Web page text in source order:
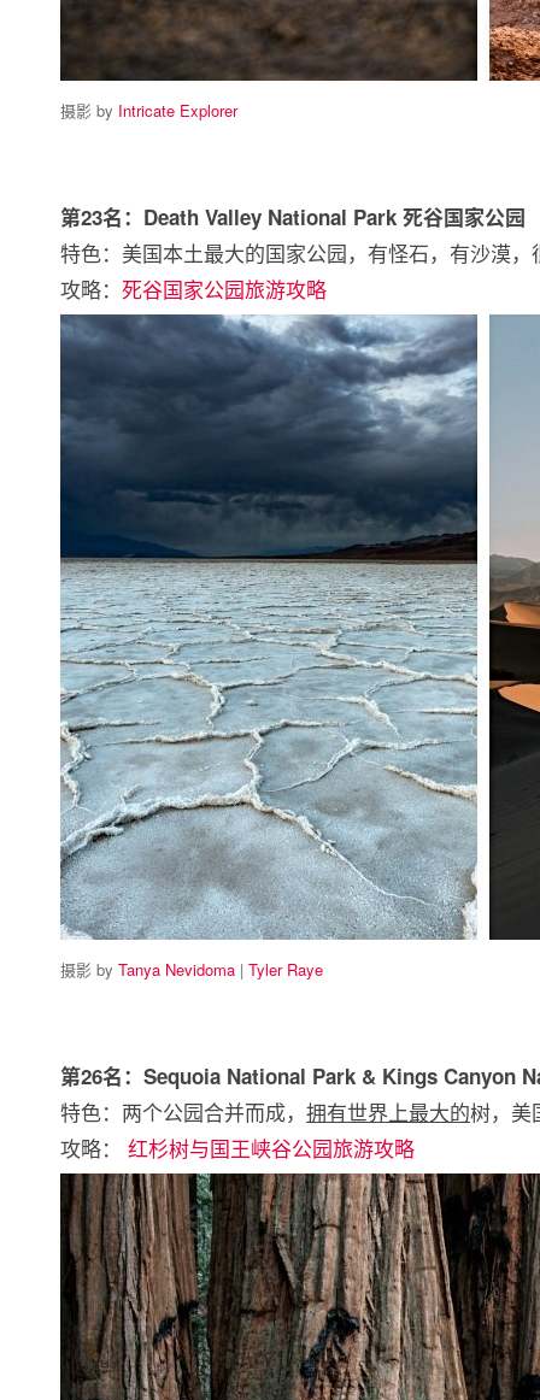
摄影 by Intricate Explorer
第23名：Death Valley National Park 死谷国家公园
特色：美国本土最大的国家公园，有怪石，有沙漠，
攻略： 死谷国家公园旅游攻略
摄影 by Tanya Nevidoma | Tyler Raye
第26名：Sequoia National Park & Kings Canyon
特色：两个公园合并而成， 拥有世界上最大的树，美
攻略： 红杉树与国王峡谷公园旅游攻略